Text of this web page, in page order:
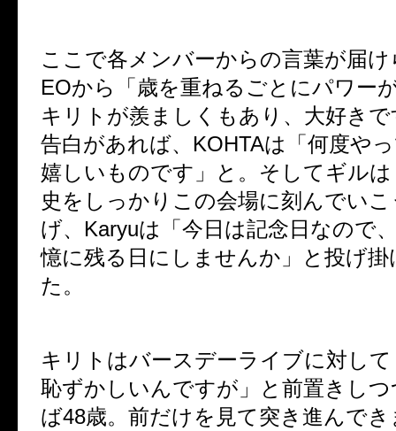
ここで各メンバーからの言葉が届け
EOから「歳を重ねるごとにパワー
キリトが羨ましくもあり、大好き
告白があれば、KOHTAは「何度や
嬉しいものです」と。そしてギルは
史をしっかりこの会場に刻んでい
げ、Karyuは「今日は記念日なので
憶に残る日にしませんか」と投げ
た。
キリトはバースデーライブに対し
恥ずかしいんですが」と前置きし
ば48歳。前だけを見て突き進んで